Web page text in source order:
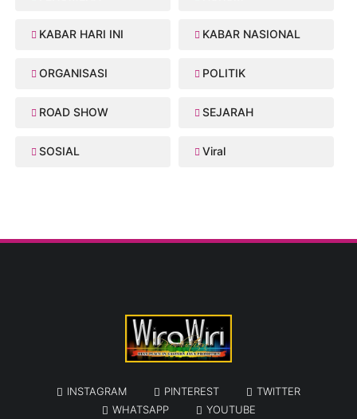
KABAR HARI INI KABAR NASIONAL
ORGANISASI POLITIK
ROAD SHOW SEJARAH
SOSIAL Viral
INSTAGRAM PINTEREST
TWITTER
WHATSAPP
YOUTUBE